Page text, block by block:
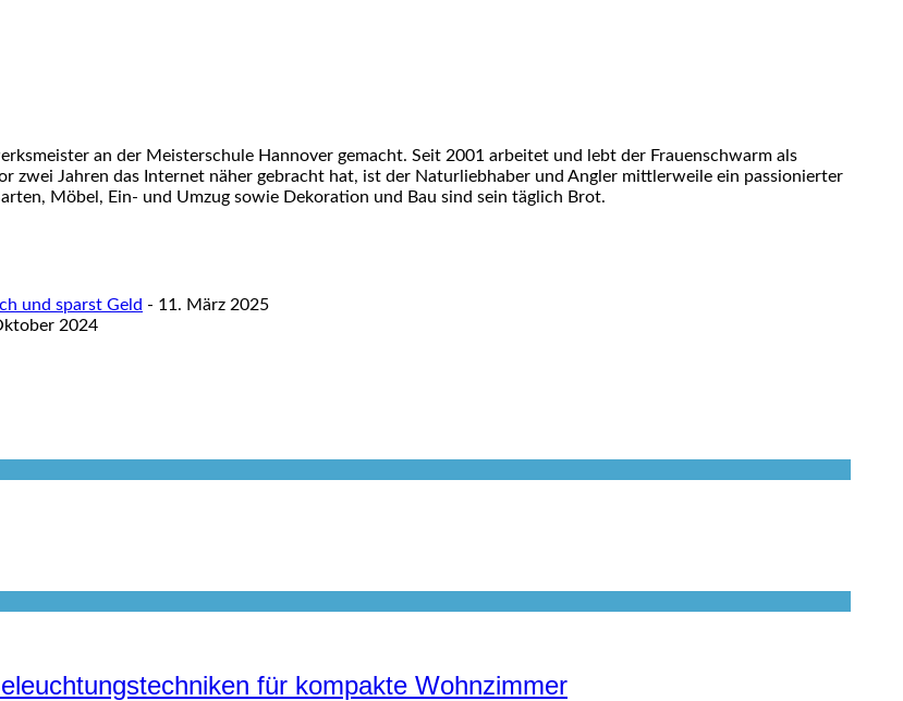
an der Meisterschule Hannover gemacht. Seit 2001 arbeitet und lebt der Frauenschwarm als
zwei Jahren das Internet näher gebracht hat, ist der Naturliebhaber und Angler mittlerweile ein passionierter
Möbel, Ein- und Umzug sowie Dekoration und Bau sind sein täglich Brot.
und sparst Geld - 11. März 2025
2024
für kompakte Wohnzimmer